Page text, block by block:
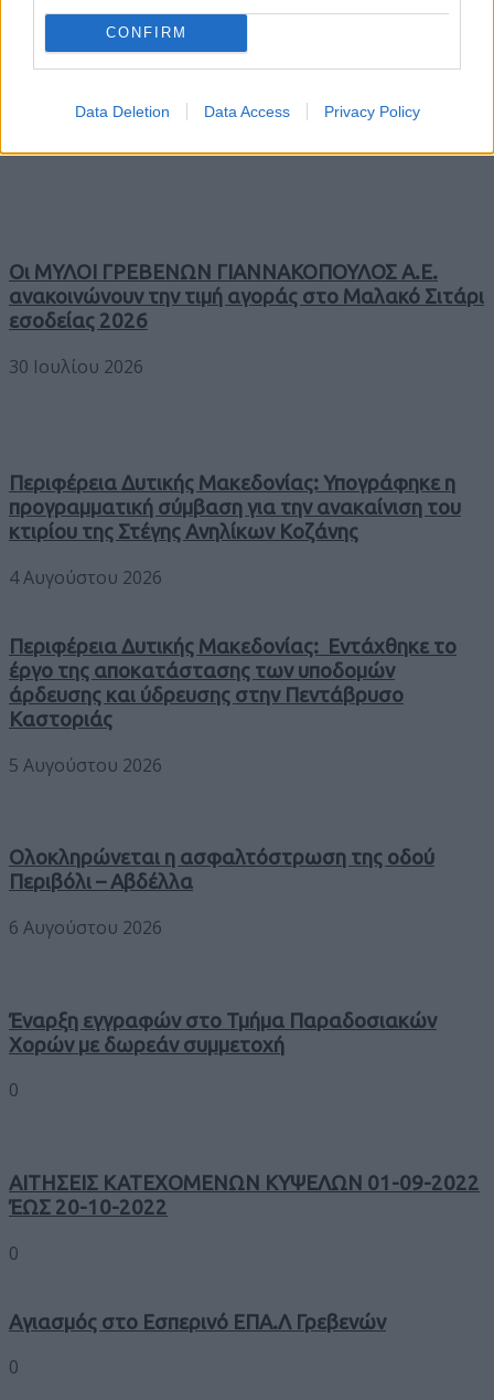
CONFIRM
Data Deletion Data Access Privacy Policy
Comments
Οι ΜΥΛΟΙ ΓΡΕΒΕΝΩΝ ΓΙΑΝΝΑΚΟΠΟΥΛΟΣ Α.Ε.
ανακοινώνουν την τιμή αγοράς στο Μαλακό Σιτάρι
εσοδείας 2026
30 Ιουλίου 2026
Περιφέρεια Δυτικής Μακεδονίας: Υπογράφηκε η
προγραμματική σύμβαση για την ανακαίνιση του
κτιρίου της Στέγης Ανηλίκων Κοζάνης
4 Αυγούστου 2026
Περιφέρεια Δυτικής Μακεδονίας: Εντάχθηκε το
έργο της αποκατάστασης των υποδομών
άρδευσης και ύδρευσης στην Πεντάβρυσο
Καστοριάς
5 Αυγούστου 2026
Ολοκληρώνεται η ασφαλτόστρωση της οδού
Περιβόλι – Αβδέλλα
6 Αυγούστου 2026
Έναρξη εγγραφών στο Τμήμα Παραδοσιακών
Χορών με δωρεάν συμμετοχή
0
ΑΙΤΗΣΕΙΣ ΚΑΤΕΧΟΜΕΝΩΝ ΚΥΨΕΛΩΝ 01-09-2022
ΈΩΣ 20-10-2022
0
Αγιασμός στο Εσπερινό ΕΠΑ.Λ Γρεβενών
0